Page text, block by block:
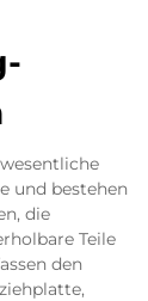
und bestehen
die
Teile
den